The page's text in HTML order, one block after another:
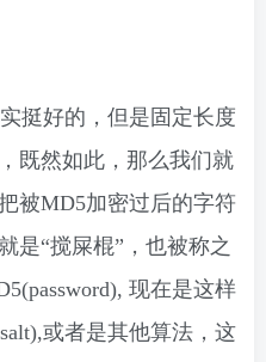
挺好的，但是固定长度
既然如此，那么我们就
被MD5加密过后的字符
是“搅屎棍”，也被称之
现在是这样
或者是其他算法，这